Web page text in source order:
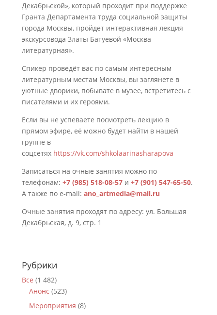
Декабрьской», который проходит при поддержке
Гранта Департамента труда социальной защиты
города Москвы, пройдёт интерактивная лекция
экскурсовода Златы Батуевой «Москва
литературная».
Спикер проведёт вас по самым интересным
литературным местам Москвы, вы заглянете в
уютные дворики, побывате в музее, встретитесь с
писателями и их героями.
Если вы не успеваете посмотреть лекцию в
прямом эфире, её можно будет найти в нашей
группе в
соцсетях https://vk.com/shkolaarinasharapova
Записаться на очные занятия можно по
телефонам: +7 (985) 518-08-57и +7 (901) 547-65-50.
А также по e-mail: ano_artmedia@mail.ru
Очные занятия проходят по адресу: ул. Большая
Декабрьская, д. 9, стр. 1
Рубрики
Все (1 482)
Анонс (523)
Мероприятия (8)